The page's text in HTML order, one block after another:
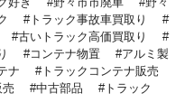
トラック事故車買取り
古いトラック高価買取り
コンテナ物置
アルミ製
ナ
トラックコンテナ販売
中古部品 トラック